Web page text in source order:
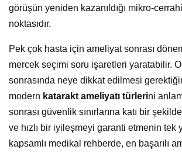
görüşün yeniden kazanıldığı mikro-
noktasıdır.
Pek çok hasta için ameliyat sonrası
mercek seçimi soru işaretleri yaratabilir.
sonrasında neye dikkat edilmesi
modern katarakt ameliyatı türlerini
sonrası güvenlik sınırlarına katı bir
ve hızlı bir iyileşmeyi garanti etmenin tek
kapsamlı medikal rehberde, en başarılı